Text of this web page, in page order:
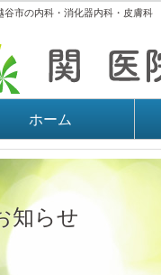
谷市の内科・消化器内科・皮膚科
ホーム
知らせ